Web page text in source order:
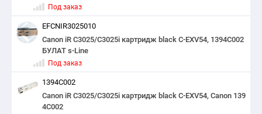
Под заказ
EFCNIR3025010
Canon iR C3025/C3025i картридж black С-EXV54, 1394C002
БУЛАТ s-Line
Под заказ
1394C002
Canon iR C3025/C3025i картридж black С-EXV54, Canon 139
4C002